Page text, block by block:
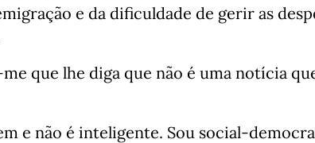
e da dificuldade de gerir as
que lhe diga que não é uma notícia
e não é inteligente. Sou social-